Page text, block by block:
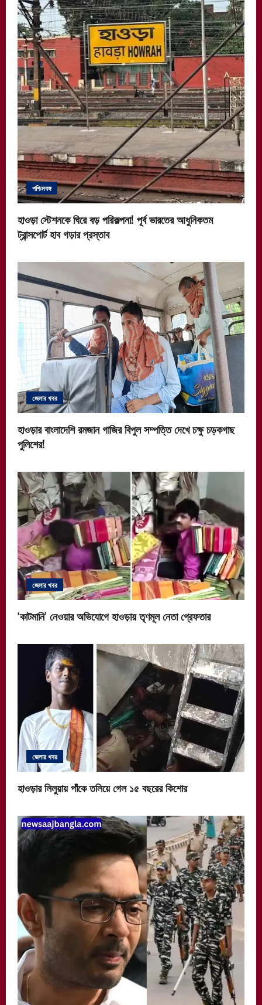
পশ্চিমবঙ্গ
হাওড়া স্টেশনকে ঘিরে বড় পরিকল্পনা! পূর্ব ভারতের আধুনিকতম
ট্রান্সপোর্ট হাব গড়ার প্রস্তাব
জেলার খবর
হাওড়ার বাংলাদেশি রমজান গাজির বিপুল সম্পত্তি দেখে চক্ষু চড়কগাছ
পুলিশের!
জেলার খবর
‘কাটমানি’ নেওয়ার অভিযোগে হাওড়ায় তৃণমূল নেতা গ্রেফতার
জেলার খবর
হাওড়ার লিলুয়ায় পাঁকে তলিয়ে গেল ১৫ বছরের কিশোর